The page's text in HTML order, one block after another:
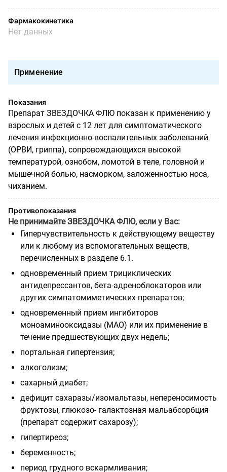
Фармакокинетика
Нет данных
Применение
Показания
Препарат ЗВЕЗДОЧКА ФЛЮ показан к применению у
взрослых и детей с 12 лет для симптоматического
лечения инфекционно-воспалительных заболеваний
(ОРВИ, гриппа), сопровождающихся высокой
температурой, ознобом, ломотой в теле, головной и
мышечной болью, насморком, заложенностью носа,
чиханием.
Противопоказания
Не принимайте ЗВЕЗДОЧКА ФЛЮ, если у Вас:
Гиперчувствительность к действующему веществу
или к любому из вспомогательных веществ,
перечисленных в разделе 6.1.
одновременный прием трициклических
антидепрессантов, бета-адреноблокаторов или
других симпатомиметических препаратов;
одновременный прием ингибиторов
моноаминооксидазы (МАО) или их применение в
течение предшествующих двух недель;
портальная гипертензия;
алкоголизм;
сахарный диабет;
дефицит сахаразы/изомальтазы, непереносимость
фруктозы, глюкозо- галактозная мальабсорбция
(препарат содержит сахарозу);
гипертиреоз;
беременность;
период грудного вскармливания;